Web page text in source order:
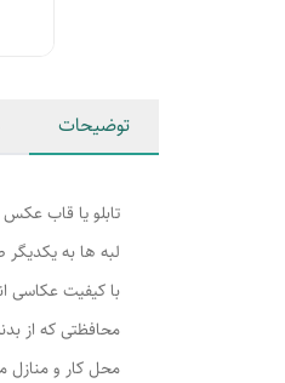
توضیحات
تابلو یا قاب
لبه ها به
با کیفیت عکاسی
محافظتی که از
محل کار و